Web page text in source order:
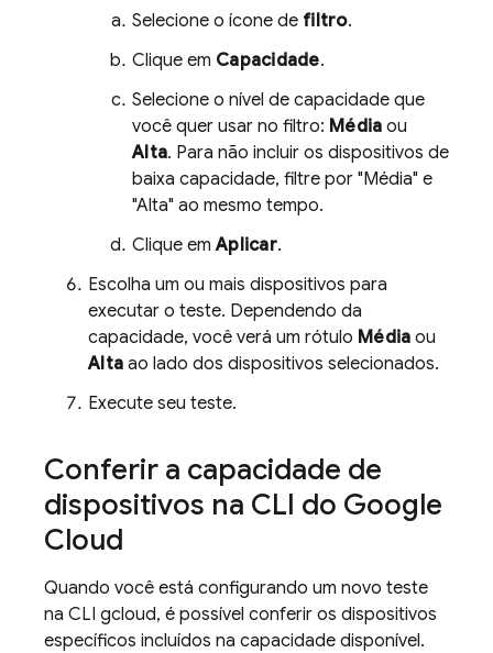
Selecione o ícone de filtro.
Clique em Capacidade.
Selecione o nível de capacidade que
você quer usar no filtro: Média ou
Alta. Para não incluir os dispositivos de
baixa capacidade, filtre por "Média" e
"Alta" ao mesmo tempo.
Clique emAplicar.
Escolha um ou mais dispositivos para
executar o teste. Dependendo da
capacidade, você verá um rótulo Média ou
Alta ao lado dos dispositivos selecionados.
Execute seu teste.
Conferir a capacidade de
dispositivos na CLI do Google
Cloud
Quando você está configurando um novo teste
na CLI gcloud, é possível conferir os dispositivos
específicos incluídos na capacidade disponível.